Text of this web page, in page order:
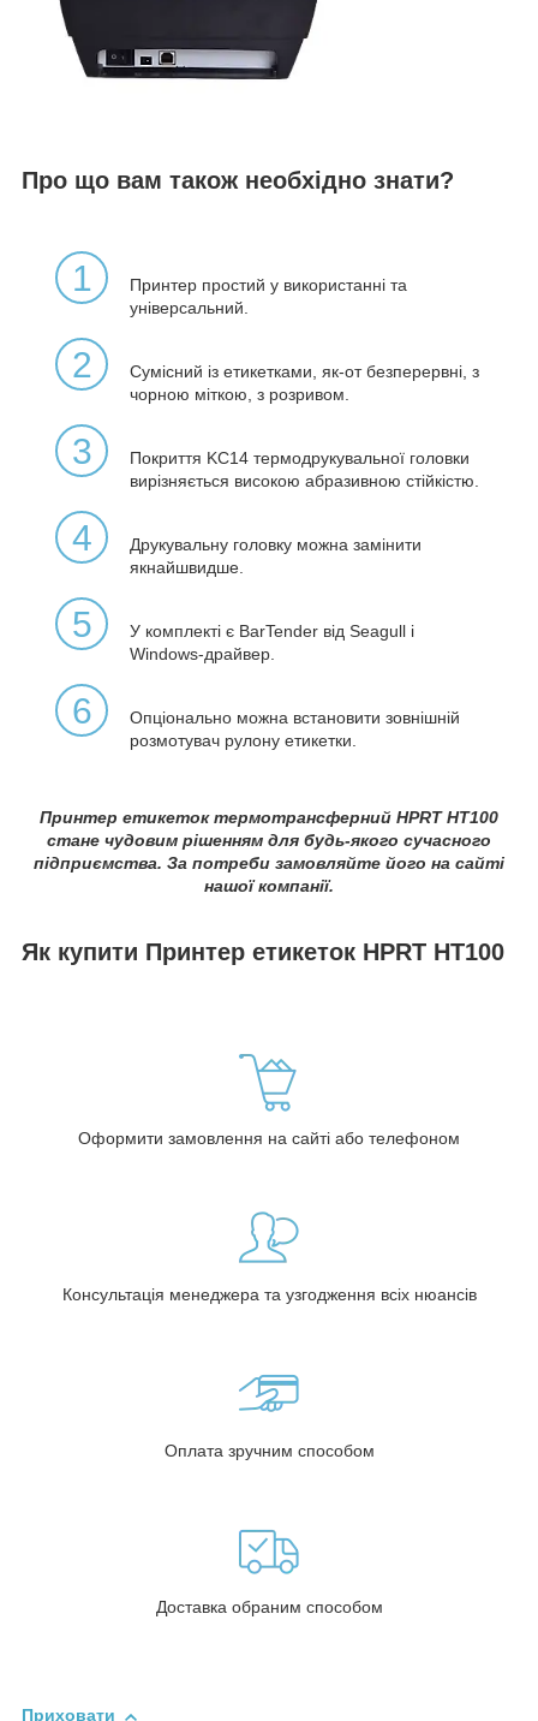
Про що вам також необхідно знати?
1
Принтер простий у використанні та
універсальний.
2
Сумісний із етикетками, як-от безперервні, з
чорною міткою, з розривом.
3
Покриття KC14 термодрукувальної головки
вирізняється високою абразивною стійкістю.
4
Друкувальну головку можна замінити
якнайшвидше.
5
У комплекті є BarTender від Seagull і
Windows-драйвер.
6
Опціонально можна встановити зовнішній
розмотувач рулону етикетки.
Принтер етикеток термотрансферний HPRT HT100
стане чудовим рішенням для будь-якого сучасного
підприємства. За потреби замовляйте його на сайті
нашої компанії.
Як купити Принтер етикеток HPRT HT100
Оформити замовлення на сайті або телефоном
Консультація менеджера та узгодження всіх нюансів
Оплата зручним способом
Доставка обраним способом
Приховати